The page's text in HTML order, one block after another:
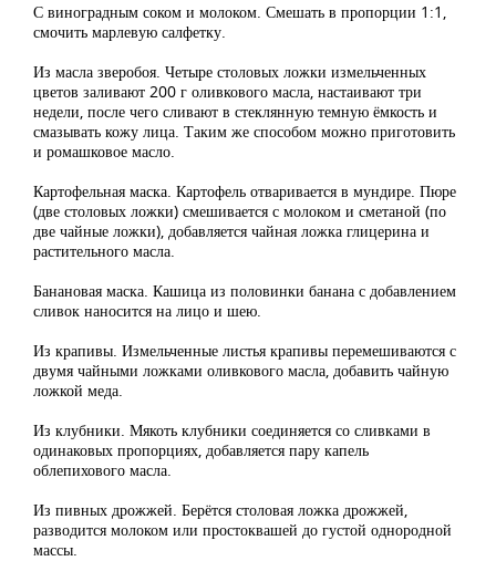
С виноградным соком и молоком. Смешать в пропорции 1:1,
смочить марлевую салфетку.
Из масла зверобоя. Четыре столовых ложки измельченных
цветов заливают 200 г оливкового масла, настаивают три
недели, после чего сливают в стеклянную темную ёмкость и
смазывать кожу лица. Таким же способом можно приготовить
и ромашковое масло.
Картофельная маска. Картофель отваривается в мундире. Пюре
(две столовых ложки) смешивается с молоком и сметаной (по
две чайные ложки), добавляется чайная ложка глицерина и
растительного масла.
Банановая маска. Кашица из половинки банана с добавлением
сливок наносится на лицо и шею.
Из крапивы. Измельченные листья крапивы перемешиваются с
двумя чайными ложками оливкового масла, добавить чайную
ложкой меда.
Из клубники. Мякоть клубники соединяется со сливками в
одинаковых пропорциях, добавляется пару капель
облепихового масла.
Из пивных дрожжей. Берётся столовая ложка дрожжей,
разводится молоком или простоквашей до густой однородной
массы.